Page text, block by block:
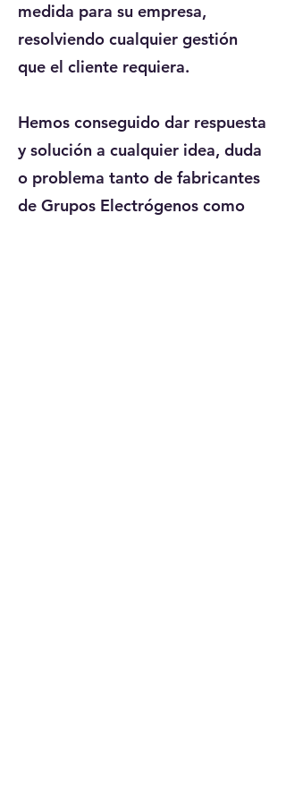
medida para su empresa,
resolviendo cualquier gestión
que el cliente requiera.
Hemos conseguido dar respuesta
y solución a cualquier idea, duda
o problema tanto de fabricantes
de Grupos Electrógenos como